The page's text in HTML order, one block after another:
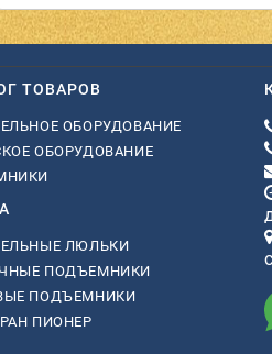
ТОВАРОВ
ОБОРУДОВАНИЕ
ОБОРУДОВАНИЕ
ЛЮЛЬКИ
ПОДЪЕМНИКИ
ПОДЪЕМНИКИ
ПИОНЕР